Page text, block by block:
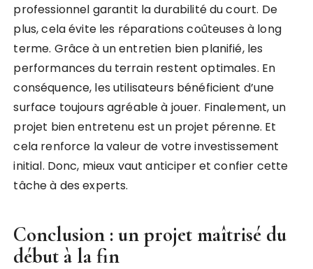
professionnel garantit la durabilité du court. De
plus, cela évite les réparations coûteuses à long
terme. Grâce à un entretien bien planifié, les
performances du terrain restent optimales. En
conséquence, les utilisateurs bénéficient d’une
surface toujours agréable à jouer. Finalement, un
projet bien entretenu est un projet pérenne. Et
cela renforce la valeur de votre investissement
initial. Donc, mieux vaut anticiper et confier cette
tâche à des experts.
Conclusion : un projet maîtrisé du
début à la fin